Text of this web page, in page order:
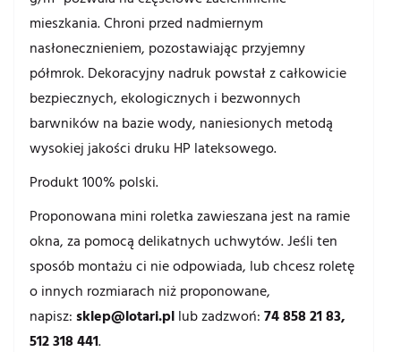
mieszkania. Chroni przed nadmiernym
nasłonecznieniem, pozostawiając przyjemny
półmrok. Dekoracyjny nadruk powstał z całkowicie
bezpiecznych, ekologicznych i bezwonnych
barwników na bazie wody, naniesionych metodą
wysokiej jakości druku HP lateksowego.
Produkt 100% polski.
Proponowana mini roletka zawieszana jest na ramie
okna, za pomocą delikatnych uchwytów. Jeśli ten
sposób montażu ci nie odpowiada, lub chcesz roletę
o innych rozmiarach niż proponowane,
napisz: sklep@lotari.pl lub zadzwoń: 74 858 21 83,
512 318 441.